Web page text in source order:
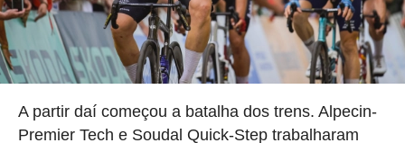
A partir daí começou a batalha dos trens. Alpecin-
Premier Tech e Soudal Quick-Step trabalharam